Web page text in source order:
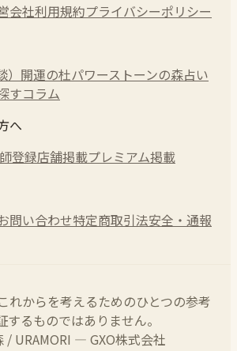
会社利用規約プライバシーポリシー
開運の杜パワーストーンの森占い
すコラム
へ
登録店舗掲載プレミアム掲載
問い合わせ特定商取引法安全・通報
れからを考えるためのひとつの参考
するものではありません。
URAMORI — GXO株式会社